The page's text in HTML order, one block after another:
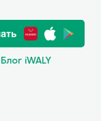
Блог iWALY